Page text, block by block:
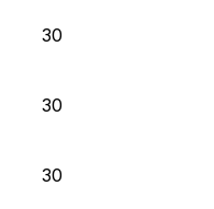
30
30
30